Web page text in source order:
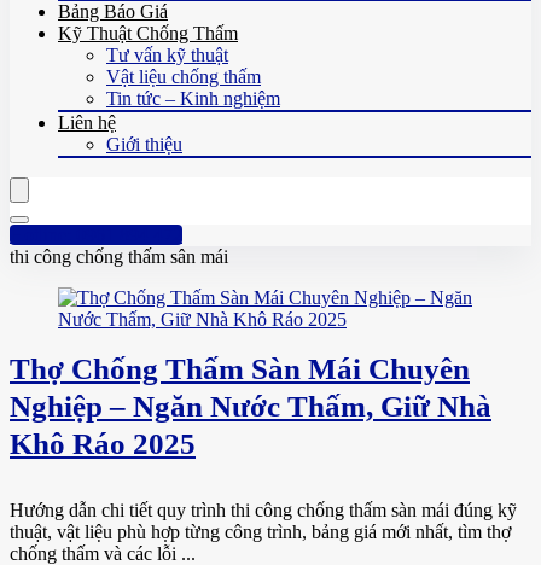
Bảng Báo Giá
Kỹ Thuật Chống Thấm
Tư vấn kỹ thuật
Vật liệu chống thấm
Tin tức – Kinh nghiệm
Liên hệ
Giới thiệu
Hotline: 0961 894 472
thi công chống thấm sân mái
Thợ Chống Thấm Sàn Mái Chuyên
Nghiệp – Ngăn Nước Thấm, Giữ Nhà
Khô Ráo 2025
Hướng dẫn chi tiết quy trình thi công chống thấm sàn mái đúng kỹ
thuật, vật liệu phù hợp từng công trình, bảng giá mới nhất, tìm thợ
chống thấm và các lỗi ...